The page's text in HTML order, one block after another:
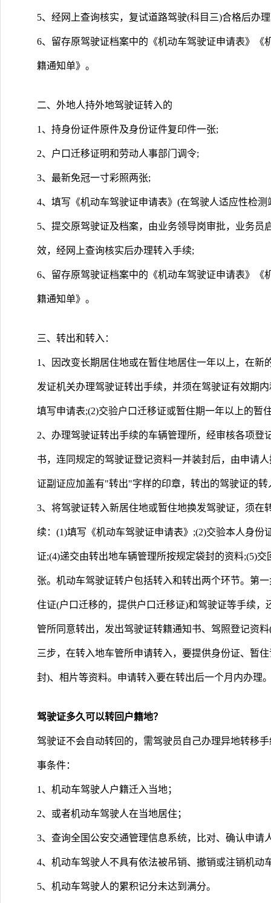
5、经网上查询核实，复试道路驾驶(科目三)合格后办
6、留存原驾驶证档案中的《机动车驾驶证申请表》《
籍通知单》。
二、外地人持外地驾驶证转入的
1、持身份证件原件及身份证件复印件一张;
2、户口迁移证明和劳动人事部门调令;
3、最新免冠一寸彩照两张;
4、填写《机动车驾驶证申请表》(在驾驶人适应性检测
5、提交原驾驶证及档案，由业务领导岗审批，业务员
效，经网上查询核实后办理转入手续;
6、留存原驾驶证档案中的《机动车驾驶证申请表》《
籍通知单》。
三、转出和转入：
1、因改变长期居住地或在暂住地居住一年以上，在
发证机关办理驾驶证转出手续，并须在驾驶证有效期
填写申请表;(2)交验户口迁移证或暂住期一年以上的暂
2、办理驾驶证转出手续的车辆管理所，经审核各项
书，连同规定的驾驶证登记资料一并装封后，由申请
证副证应加盖有"转出"字样的印章，转出的驾驶证的
3、将驾驶证转入新居住地或暂住地换发驾驶证，须在
续：(1)填写《机动车驾驶证申请表》;(2)交验本人身
证;(4)递交由转出地车辆管理所按规定袋封的资料;(5)
张。机动车驾驶证转户包括转入和转出两个环节。第
住证(户口迁移的，提供户口迁移证)和驾驶证等手续
管所同意转出，发出驾驶证转籍通知书、驾照登记资
三步，在转入地车管所申请转入，要提供身份证、暂
封)、相片等资料。申请转入要在转出后一个月内办理
驾驶证多久可以转回户籍地？
驾驶证不会自动转回的，需驾驶员自己办理异地转移
事条件：
1、机动车驾驶人户籍迁入当地；
2、或者机动车驾驶人在当地居住；
3、查询全国公安交通管理信息系统，比对、确认申请
4、机动车驾驶人不具有依法被吊销、撤销或注销机动
5、机动车驾驶人的累积记分未达到满分。